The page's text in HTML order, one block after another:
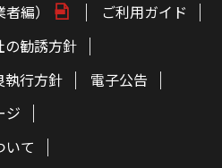
編）
ご利用ガイド
の勧誘方針
執行方針
電子公告
ジ
いて